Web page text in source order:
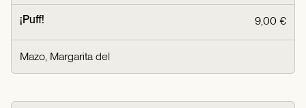
¡Puff! 9,00 €
Mazo, Margarita del